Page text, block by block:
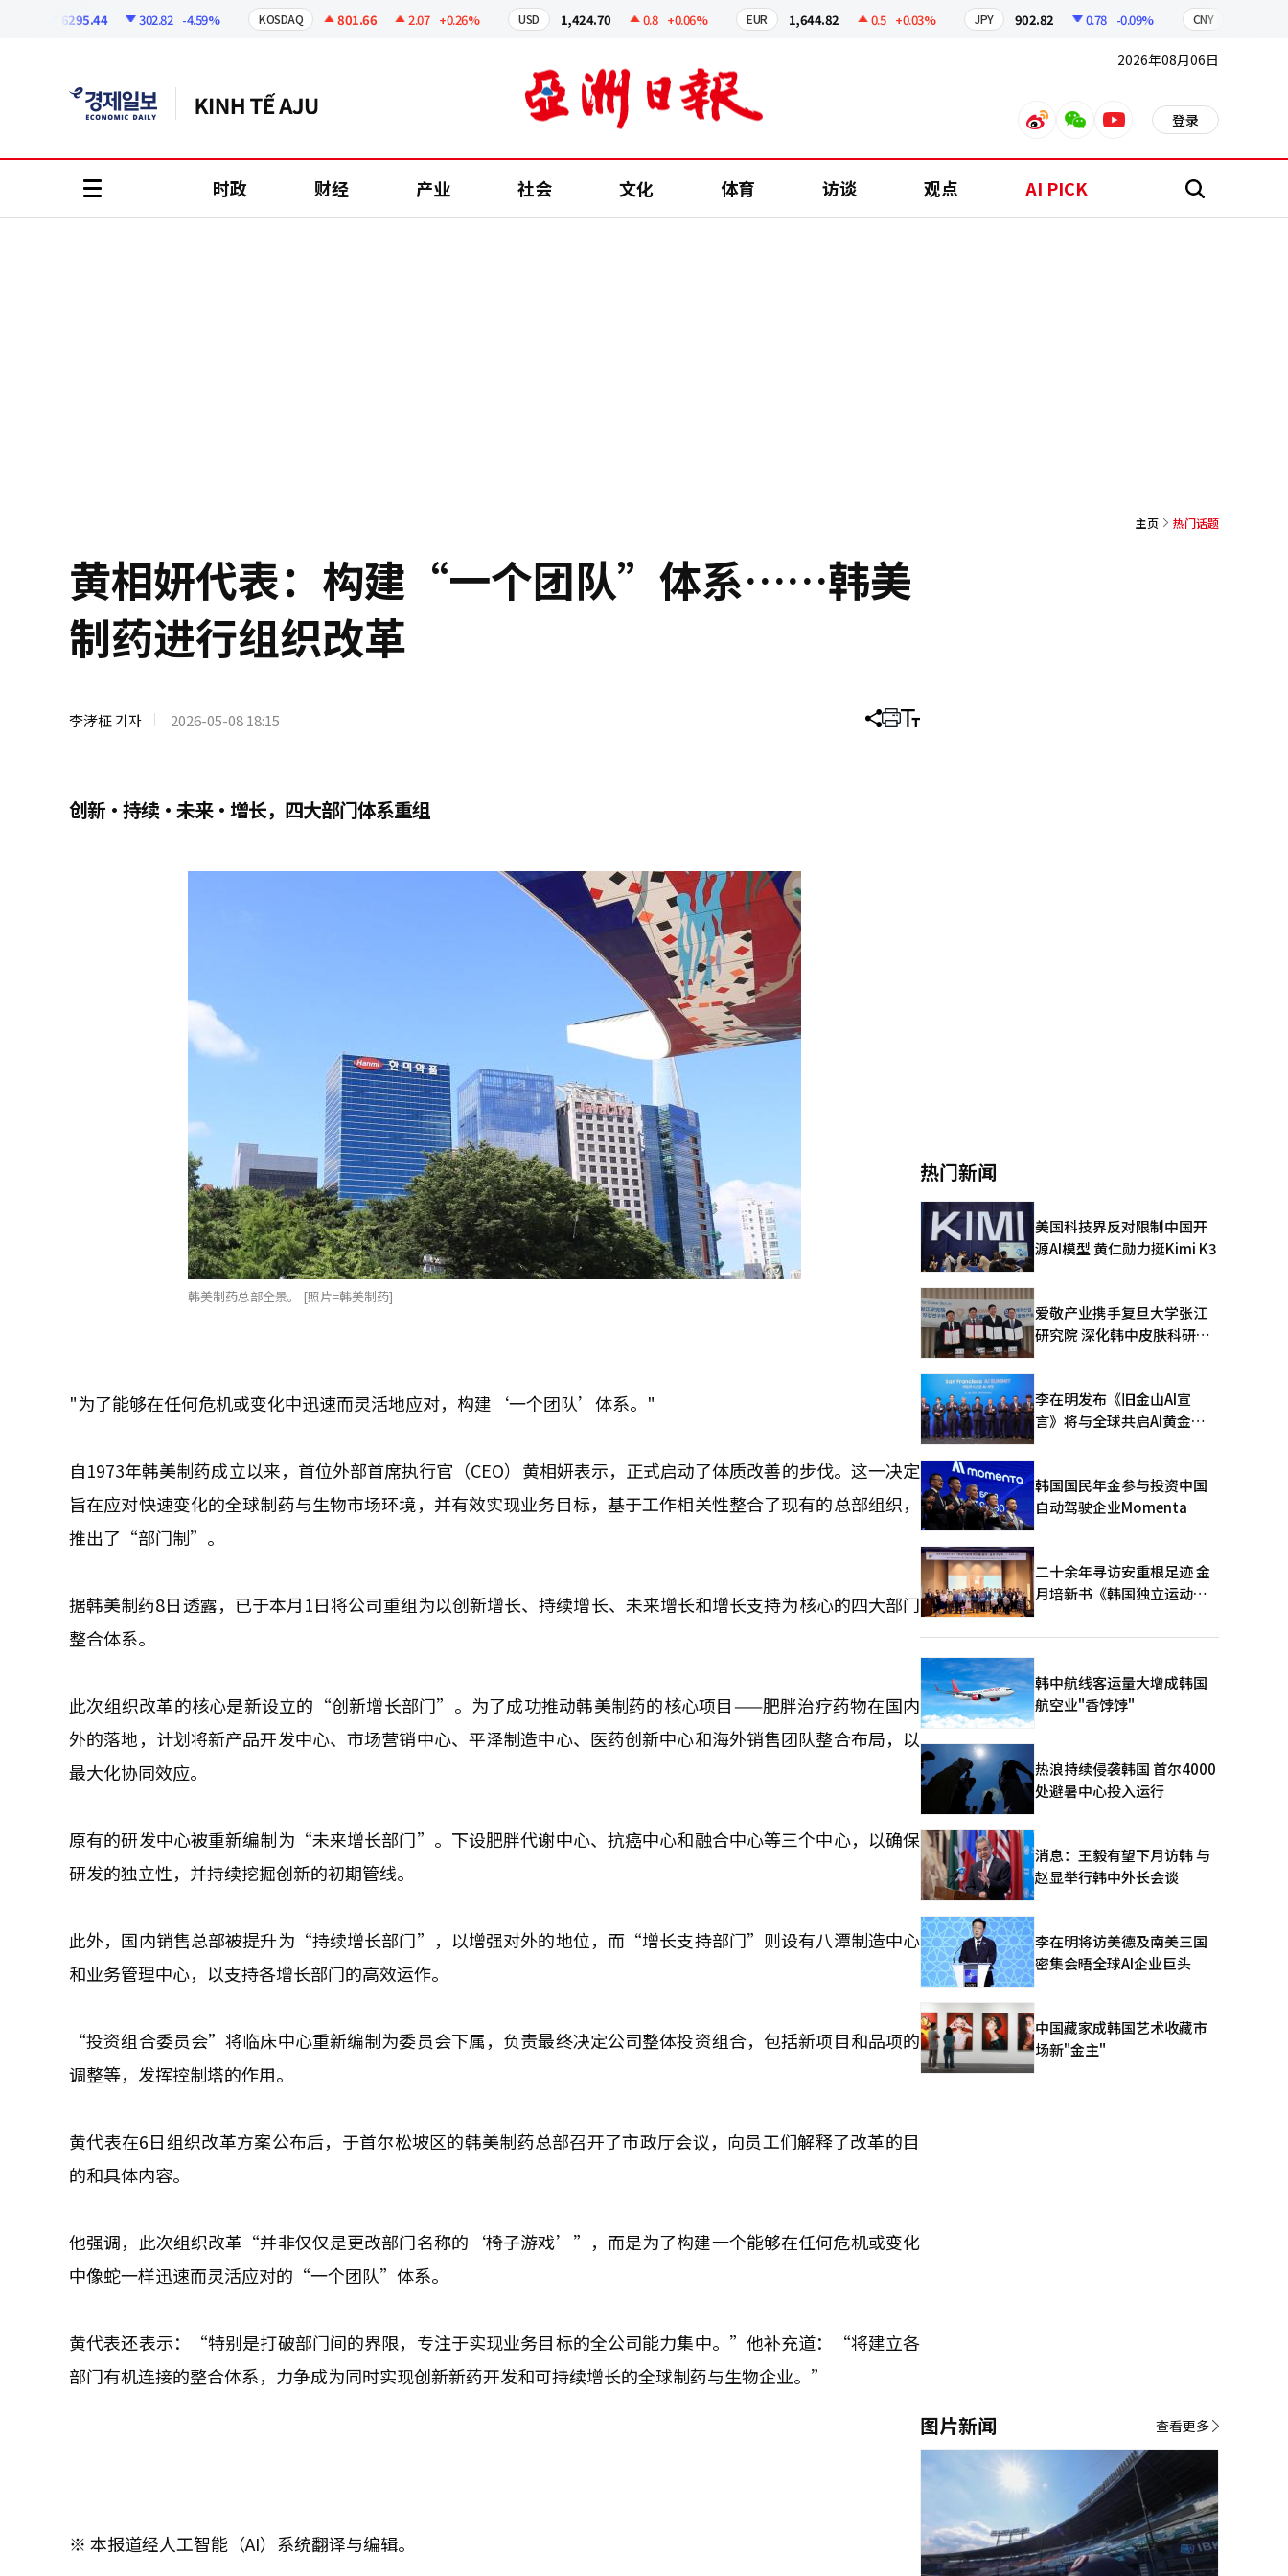
6295.44 302.82 -4.59% KOSDAQ 801.66 2.07 +0.26% USD 1,424.70 0.8 +0.06% EUR 1,644.82 0.5 +0.03% JPY 902.82 0.78 -0.09% CNY 211.09
2026年08月06日
weiboweixinyoutube 登录
时政 财经 产业 社会 文化 体育 访谈 观点 AI PICK 搜
主页 热门话题
黄相妍代表：构建“一个团队”体系……韩美
制药进行组织改革
李涍柾 기자 2026-05-08 18:15 分
文
打 调
大
创新·持续·未来·增长，四大部门体系重组
韩美制药总部全景。 [照片=韩美制药]
"为了能够在任何危机或变化中迅速而灵活地应对，构建‘一个团队’体系。"
自1973年韩美制药成立以来，首位外部首席执行官（CEO）黄相妍表示，正式启动了体质改善的步伐。这一决定
旨在应对快速变化的全球制药与生物市场环境，并有效实现业务目标，基于工作相关性整合了现有的总部组织，
推出了“部门制”。
据韩美制药8日透露，已于本月1日将公司重组为以创新增长、持续增长、未来增长和增长支持为核心的四大部门
整合体系。
此次组织改革的核心是新设立的“创新增长部门”。为了成功推动韩美制药的核心项目——肥胖治疗药物在国内
外的落地，计划将新产品开发中心、市场营销中心、平泽制造中心、医药创新中心和海外销售团队整合布局，以
最大化协同效应。
原有的研发中心被重新编制为“未来增长部门”。下设肥胖代谢中心、抗癌中心和融合中心等三个中心，以确保
研发的独立性，并持续挖掘创新的初期管线。
此外，国内销售总部被提升为“持续增长部门”，以增强对外的地位，而“增长支持部门”则设有八潭制造中心
和业务管理中心，以支持各增长部门的高效运作。
“投资组合委员会”将临床中心重新编制为委员会下属，负责最终决定公司整体投资组合，包括新项目和品项的
调整等，发挥控制塔的作用。
黄代表在6日组织改革方案公布后，于首尔松坡区的韩美制药总部召开了市政厅会议，向员工们解释了改革的目
的和具体内容。
他强调，此次组织改革“并非仅仅是更改部门名称的‘椅子游戏’”，而是为了构建一个能够在任何危机或变化
中像蛇一样迅速而灵活应对的“一个团队”体系。
黄代表还表示：“特别是打破部门间的界限，专注于实现业务目标的全公司能力集中。”他补充道：“将建立各
部门有机连接的整合体系，力争成为同时实现创新新药开发和可持续增长的全球制药与生物企业。”
※ 本报道经人工智能（AI）系统翻译与编辑。
热门新闻
美国科技界反对限制中国开
源AI模型 黄仁勋力挺Kimi K3
爱敬产业携手复旦大学张江
研究院 深化韩中皮肤科研合
李在明发布《旧金山AI宣
言》将与全球共启AI黄金时
韩国国民年金参与投资中国
自动驾驶企业Momenta
二十余年寻访安重根足迹 金
月培新书《韩国独立运动圣
版
韩中航线客运量大增成韩国
航空业"香饽饽"
热浪持续侵袭韩国 首尔4000
处避暑中心投入运行
消息：王毅有望下月访韩 与
赵显举行韩中外长会谈
李在明将访美德及南美三国
密集会晤全球AI企业巨头
中国藏家成韩国艺术收藏市
场新"金主"
图片新闻 查看更多